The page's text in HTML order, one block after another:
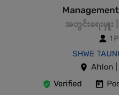
အတွင်းရေးမှူး
1
SHWE
Ahlon |
Verified